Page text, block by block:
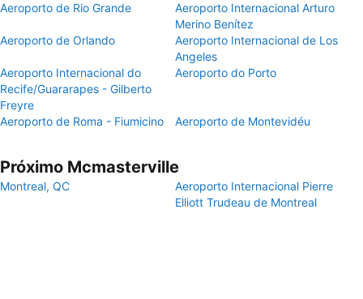
Aeroporto de Rio Grande
Aeroporto Internacional Arturo
Merino Benítez
Aeroporto de Orlando
Aeroporto Internacional de Los
Angeles
Aeroporto Internacional do
Recife/Guararapes - Gilberto
Freyre
Aeroporto do Porto
Aeroporto de Roma - Fiumicino Aeroporto de Montevidéu
Próximo Mcmasterville
Montreal, QC
Aeroporto Internacional Pierre
Elliott Trudeau de Montreal